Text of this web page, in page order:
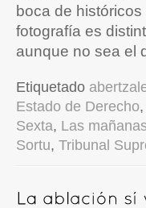
boca de
fotografía es
aunque no sea el
Etiquetado
Estado de Derecho,
Sexta, Las
Sortu, Tribunal